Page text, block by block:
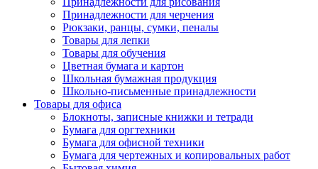
Принадлежности для черчения
Рюкзаки, ранцы, сумки, пеналы
Товары для лепки
Товары для обучения
Цветная бумага и картон
Школьная бумажная продукция
Школьно-письменные принадлежности
Товары для офиса
Блокноты, записные книжки и тетради
Бумага для оргтехники
Бумага для офисной техники
Бумага для чертежных и копировальных работ